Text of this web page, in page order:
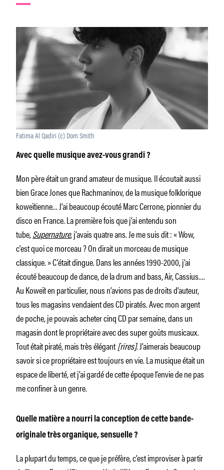
Fatima Al Qadiri (c) Dom Smith
Avec quelle musique avez-vous grandi ?
Mon père était un grand amateur de musique. Il écoutait aussi
bien Grace Jones que Rachmaninov, de la musique folklorique
koweïtienne… J’ai beaucoup écouté Marc Cerrone, pionnier du
disco en France. La première fois que j’ai entendu son
tube,Supernature, j’avais quatre ans. Je me suis dit : « Wow,
c’est quoi ce morceau ? On dirait un morceau de musique
classique. » C’était dingue. Dans les années 1990-2000, j’ai
écouté beaucoup de dance, de la drum and bass, Air, Cassius….
Au Koweït en particulier, nous n’avions pas de droits d’auteur,
tous les magasins vendaient des CD piratés. Avec mon argent
de poche, je pouvais acheter cinq CD par semaine, dans un
magasin dont le propriétaire avec des super goûts musicaux.
Tout était piraté, mais très élégant[rires]. J’aimerais beaucoup
savoir si ce propriétaire est toujours en vie. La musique était un
espace de liberté, et j’ai gardé de cette époque l’envie de ne pas
me confiner à un genre.
Quelle matière a nourri la conception de cette bande-
originale très organique, sensuelle ?
La plupart du temps, ce que je préfère, c’est improviser à partir